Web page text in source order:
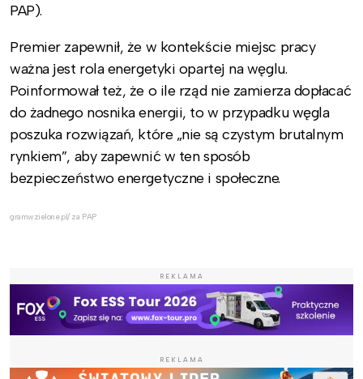
PAP).
Premier zapewnił, że w kontekście miejsc pracy
ważna jest rola energetyki opartej na węglu.
Poinformował też, że o ile rząd nie zamierza dopłacać
do żadnego nosnika energii, to w przypadku węgla
poszuka rozwiązań, które „nie są czystym brutalnym
rynkiem”, aby zapewnić w ten sposób
bezpieczeństwo energetyczne i społeczne.
gramwzielone.pl/ za PAP
REKLAMA
REKLAMA